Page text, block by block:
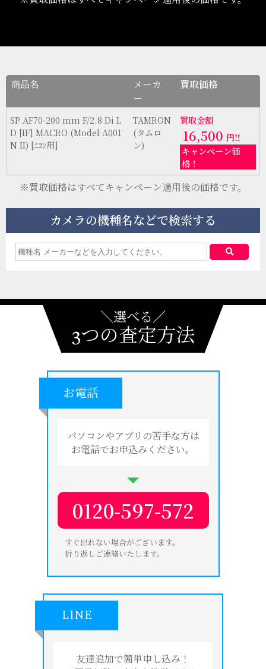
商品名
メーカ
ー
買取価格
SP AF70-200 mm F/2.8 Di L
D [IF] MACRO (Model A001
N II) [ﾆｺﾝ用]
TAMRON
(タムロ
ン)
買取金額
16,500 円‼
キャンペーン価
格！
※買取価格はすべてキャンペーン適用後の価格です。
カメラの機種名などで検索する
＼選べる／
3つの査定方法
お電話
パソコンやアプリの苦手な方は
お電話でお申込みください。
0120-597-572
すぐ出れない場合がございます。
折り返しご連絡いたします。
LINE
友達追加で簡単申し込み！